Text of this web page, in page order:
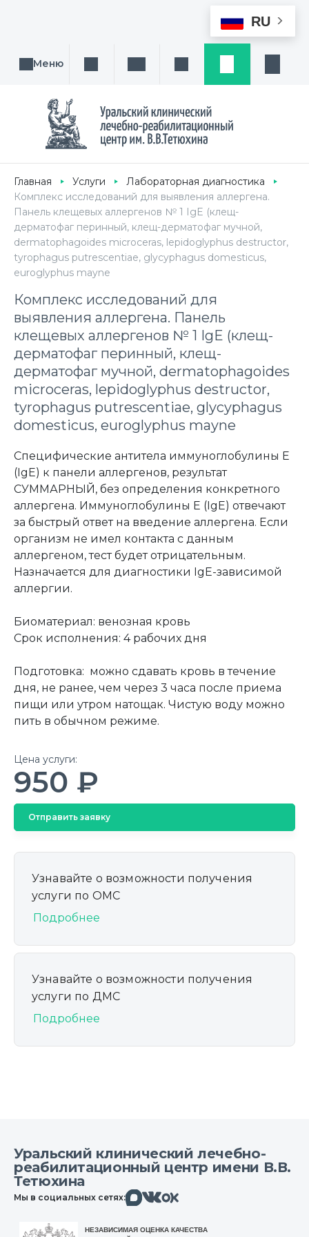
RU
Меню Поиск услуги, направления или врача
Написать намЗаказ звонка
Главная Услуги
Лабораторная диагностика
Комплекс исследований для выявления аллергена.
Панель клещевых аллергенов № 1 IgE (клещ-
дерматофаг перинный, клещ-дерматофаг мучной,
dermatophagoides microceras, lepidoglyphus destructor,
tyrophagus putrescentiae, glycyphagus domesticus,
euroglyphus mayne
Комплекс исследований для
выявления аллергена. Панель
клещевых аллергенов № 1 IgE (клещ-
дерматофаг перинный, клещ-
дерматофаг мучной, dermatophagoides
microceras, lepidoglyphus destructor,
tyrophagus putrescentiae, glycyphagus
domesticus, euroglyphus mayne
Специфические антитела иммуноглобулины Е
(IgE) к панели аллергенов, результат
СУММАРНЫЙ, без определения конкретного
аллергена. Иммуноглобулины Е (IgE) отвечают
за быстрый ответ на введение аллергена. Если
организм не имел контакта с данным
аллергеном, тест будет отрицательным.
Назначается для диагностики IgE-зависимой
аллергии.
Биоматериал: венозная кровь
Срок исполнения: 4 рабочих дня
Подготовка: можно сдавать кровь в течение
дня, не ранее, чем через 3 часа после приема
пищи или утром натощак. Чистую воду можно
пить в обычном режиме.
Цена услуги:
950 ₽
Отправить заявку
Узнавайте о возможности получения
услуги по ОМС
Подробнее
Узнавайте о возможности получения
услуги по ДМС
Подробнее
Уральский клинический лечебно-
реабилитационный центр имени В.В.
Тетюхина
Мы в социальных сетях:МаксВконтактеОдноклассники